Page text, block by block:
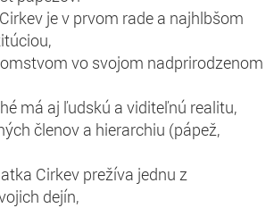
je v prvom rade a najhlbšom
vo svojom nadprirodzenom
má aj ľudskú a viditeľnú realitu,
členov a hierarchiu (pápež,
Cirkev prežíva jednu z
dejín,